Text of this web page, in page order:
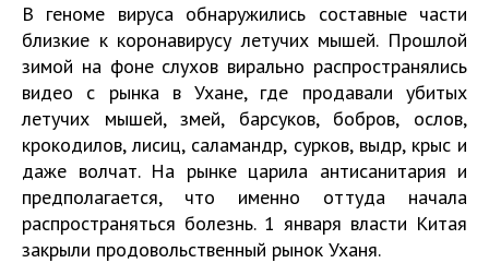
В геноме вируса обнаружились составные части
близкие к коронавирусу летучих мышей. Прошлой
зимой на фоне слухов вирально распространялись
видео с рынка в Ухане, где продавали убитых
летучих мышей, змей, барсуков, бобров, ослов,
крокодилов, лисиц, саламандр, сурков, выдр, крыс и
даже волчат. На рынке царила антисанитария и
предполагается, что именно оттуда начала
распространяться болезнь. 1 января власти Китая
закрыли продовольственный рынок Уханя.